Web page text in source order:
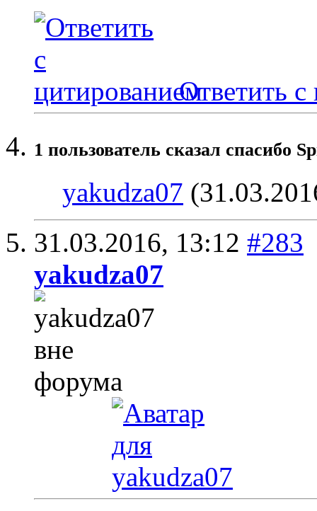
Ответить с
1 пользователь сказал cпасибо
yakudza07
31.03.2016, 13:12 #283
yakudza07